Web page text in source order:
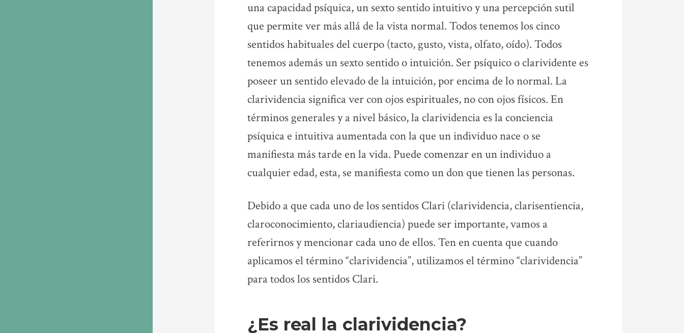
una capacidad psíquica, un sexto sentido intuitivo y una percepción sutil
que permite ver más allá de la vista normal. Todos tenemos los cinco
sentidos habituales del cuerpo (tacto, gusto, vista, olfato, oído). Todos
tenemos además un sexto sentido o intuición. Ser psíquico o clarividente es
poseer un sentido elevado de la intuición, por encima de lo normal. La
clarividencia significa ver con ojos espirituales, no con ojos físicos. En
términos generales y a nivel básico, la clarividencia es la conciencia
psíquica e intuitiva aumentada con la que un individuo nace o se
manifiesta más tarde en la vida. Puede comenzar en un individuo a
cualquier edad, esta, se manifiesta como un don que tienen las personas.
Debido a que cada uno de los sentidos Clari (clarividencia, clarisentiencia,
claroconocimiento, clariaudiencia) puede ser importante, vamos a
referirnos y mencionar cada uno de ellos. Ten en cuenta que cuando
aplicamos el término “clarividencia”, utilizamos el término “clarividencia”
para todos los sentidos Clari.
¿Es real la clarividencia?